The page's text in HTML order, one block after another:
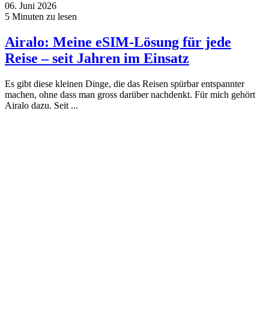
06. Juni 2026
5 Minuten zu lesen
Airalo: Meine eSIM-Lösung für jede
Reise – seit Jahren im Einsatz
Es gibt diese kleinen Dinge, die das Reisen spürbar entspannter
machen, ohne dass man gross darüber nachdenkt. Für mich gehört
Airalo dazu. Seit ...